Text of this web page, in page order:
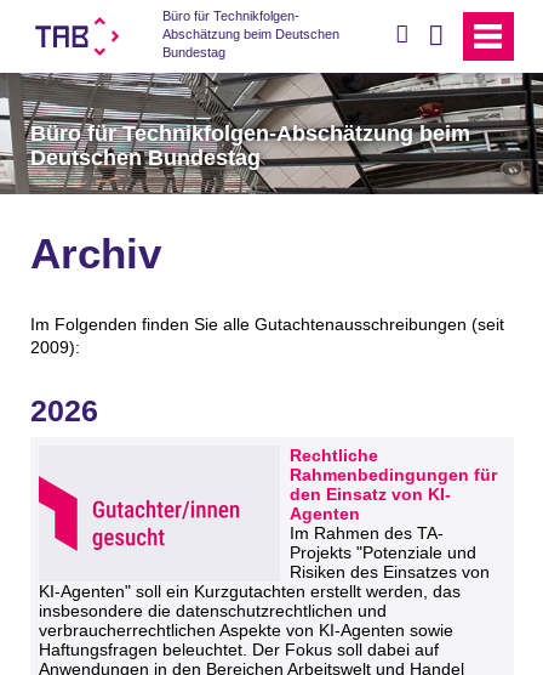
Büro für Technikfolgen-
Abschätzung beim Deutschen
Bundestag
Büro für Technikfolgen-Abschätzung beim
Deutschen Bundestag
Archiv
Im Folgenden finden Sie alle Gutachtenausschreibungen (seit
2009):
2026
Rechtliche
Rahmenbedingungen für
den Einsatz von KI-
Agenten
Im Rahmen des TA-
Projekts "Potenziale und
Risiken des Einsatzes von
KI-Agenten" soll ein Kurzgutachten erstellt werden, das
insbesondere die datenschutzrechtlichen und
verbraucherrechtlichen Aspekte von KI-Agenten sowie
Haftungsfragen beleuchtet. Der Fokus soll dabei auf
Anwendungen in den Bereichen Arbeitswelt und Handel